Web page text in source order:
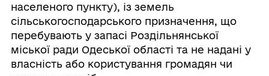
населеного пункту), із земель
сільськогосподарського призначення, що
перебувають у запасі Роздільнянської
міської ради Одеської області та не надані у
власність або користування громадян чи